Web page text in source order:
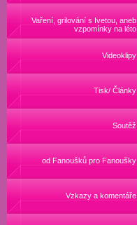
Vaření, grilování s Ivetou, aneb
vzpomínky na léto
Videoklipy
Tisk/ Články
Soutěž
od Fanoušků pro Fanoušky
Vzkazy a komentáře